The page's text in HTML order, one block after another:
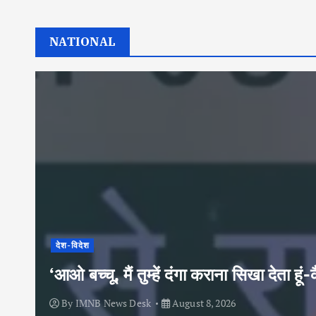
NATIONAL
देश-विदेश
‘आओ बच्चू, मैं तुम्हें दंगा कराना सिखा देता हूं-
By IMNB News Desk August 8, 2026